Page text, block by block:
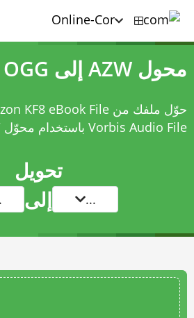
محول AZW إلى OGG
Vorbis Audio File باستخدام
محوّل AZW إلى OGG
تحويل
... إلى